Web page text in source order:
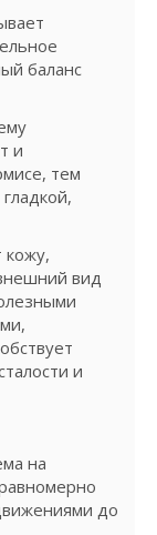
баланс
и
тем
кожу,
вид
и
на
до